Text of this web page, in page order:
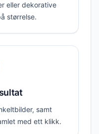
eller dekorative
størrelse.
samt
med ett klikk.